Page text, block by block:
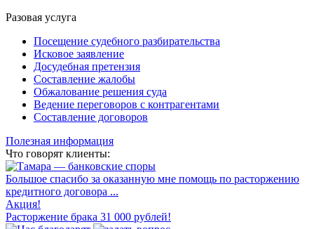
Разовая услуга
Посещение судебного разбирательства
Исковое заявление
Досудебная претензия
Составление жалобы
Обжалование решения суда
Ведение переговоров с контрагентами
Составление договоров
Полезная информация
Что говорят клиенты:
Большое спасибо за оказанную мне помощь по расторжению
кредитного договора ...
Акция!
Расторжение брака 31 000 рублей!